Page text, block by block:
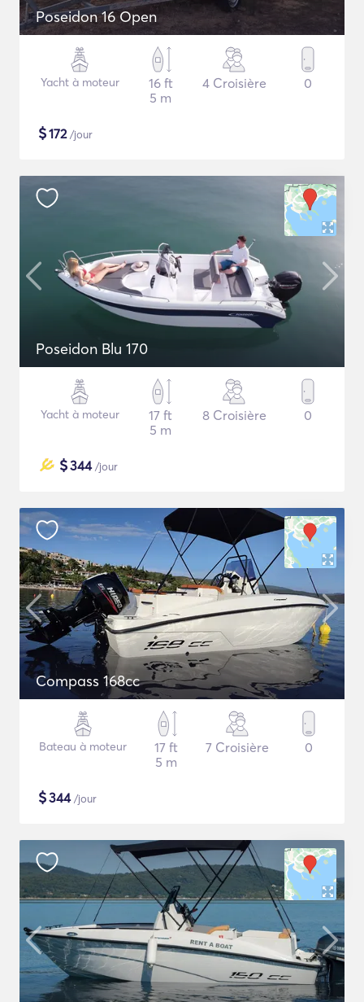
Poseidon 16 Open
Yacht à moteur
16 ft
5 m
4 Croisière 0
$172/jour
Poseidon Blu 170
Yacht à moteur
17 ft
5 m
8 Croisière 0
$344/jour
Compass 168cc
Bateau à moteur
17 ft
5 m
7 Croisière 0
$344/jour